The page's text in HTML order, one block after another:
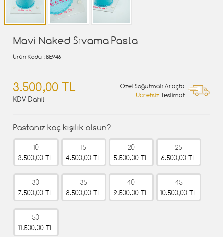
Mavi Naked Sıvama Pasta
Ürün Kodu : BE946
3.500,00 TL
KDV Dahil
Özel Soğutmalı Araçta
Ücretsiz Teslimat
Pastanız kaç kişilik olsun?
10
3.500,00 TL
15
4.500,00 TL
20
5.500,00 TL
25
6.500,00 TL
30
7.500,00 TL
35
8.500,00 TL
40
9.500,00 TL
45
10.500,00 TL
50
11.500,00 TL